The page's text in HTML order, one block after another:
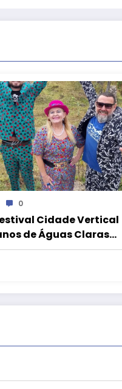
0
Cidade Vertical
de Águas Claras
gratuita